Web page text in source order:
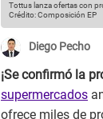
Tottus lanza ofertas con
Crédito: Composición EP
Diego Pecho
¡Se confirmó la
supermercados
ofrece miles de